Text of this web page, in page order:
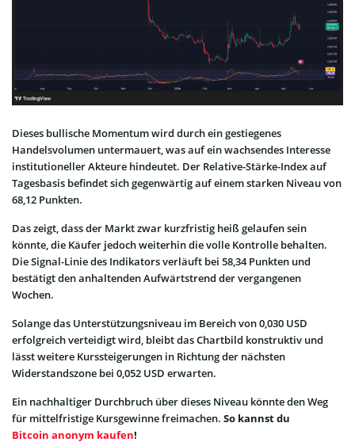
Dieses bullische Momentum wird durch ein gestiegenes
Handelsvolumen untermauert, was auf ein wachsendes Interesse
institutioneller Akteure hindeutet. Der Relative-Stärke-Index auf
Tagesbasis befindet sich gegenwärtig auf einem starken Niveau von
68,12 Punkten.
Das zeigt, dass der Markt zwar kurzfristig heiß gelaufen sein
könnte, die Käufer jedoch weiterhin die volle Kontrolle behalten.
Die Signal-Linie des Indikators verläuft bei 58,34 Punkten und
bestätigt den anhaltenden Aufwärtstrend der vergangenen
Wochen.
Solange das Unterstützungsniveau im Bereich von 0,030 USD
erfolgreich verteidigt wird, bleibt das Chartbild konstruktiv und
lässt weitere Kurssteigerungen in Richtung der nächsten
Widerstandszone bei 0,052 USD erwarten.
Ein nachhaltiger Durchbruch über dieses Niveau könnte den Weg
für mittelfristige Kursgewinne freimachen. So kannst du
Bitcoin anonym kaufen!